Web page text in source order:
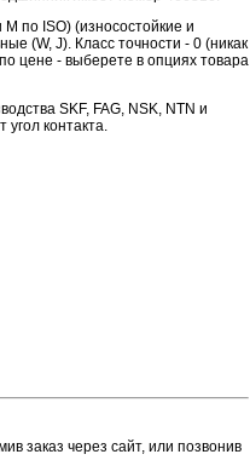
по ISO) (износостойкие и
(W, J). Класс точности - 0 (никак
цене - выберете в опциях товара
SKF, FAG, NSK, NTN и
контакта.
заказ через сайт, или позвонив